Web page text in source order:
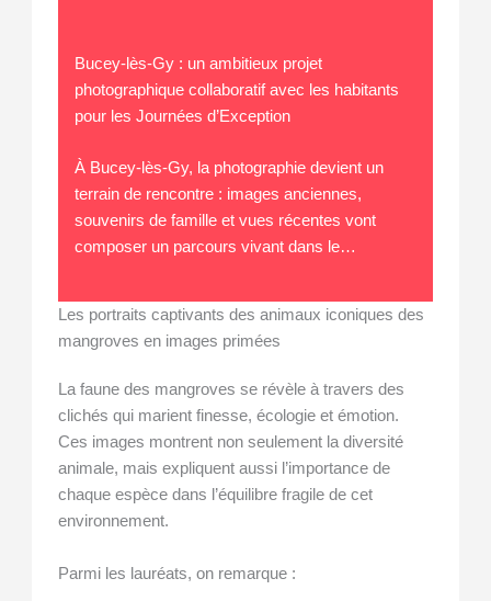
Bucey-lès-Gy : un ambitieux projet
photographique collaboratif avec les habitants
pour les Journées d’Exception
À Bucey-lès-Gy, la photographie devient un
terrain de rencontre : images anciennes,
souvenirs de famille et vues récentes vont
composer un parcours vivant dans le…
Les portraits captivants des animaux iconiques des
mangroves en images primées
La faune des mangroves se révèle à travers des
clichés qui marient finesse, écologie et émotion.
Ces images montrent non seulement la diversité
animale, mais expliquent aussi l’importance de
chaque espèce dans l’équilibre fragile de cet
environnement.
Parmi les lauréats, on remarque :